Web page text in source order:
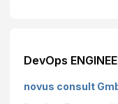
DevOps
novus consult